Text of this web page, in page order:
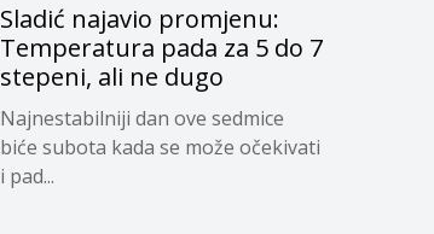
Sladić najavio promjenu:
Temperatura pada za 5 do 7
stepeni, ali ne dugo
Najnestabilniji dan ove sedmice
biće subota kada se može očekivati
i pad...